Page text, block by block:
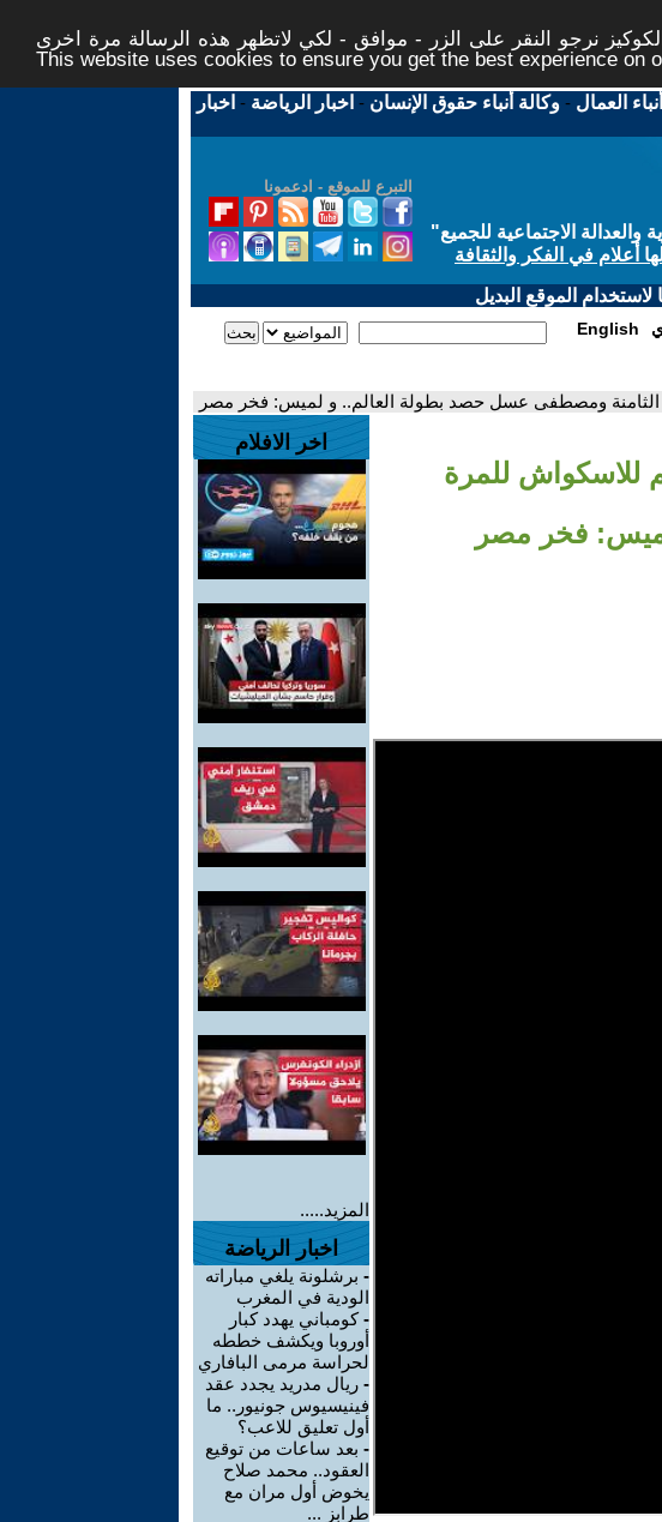
نرجو النقر على الزر - موافق - لكي لاتظهر هذه الرسالة مرة اخرى -
This website uses cookies to ensure you get the best experience on
العمال -وكالة أنباء حقوق الإنسان - اخبار الرياضة - اخبار
التبرع للموقع - ادعمونا
الاجتماعية للجميع"
أعلام في الفكر والثقافة
الموقع البديل
English
الثامنة ومصطفى عسل حصد بطولة العالم.. و لميس: فخر مصر
للاسكواش للمرة
فخر مصر
اخر الافلام
المزيد.....
اخبار الرياضة
- برشلونة يلغي مباراته
الودية في المغرب
-كومباني يهدد كبار
أوروبا ويكشف خططه
لحراسة مرمى البافاري
- ريال مدريد يجدد عقد
فينيسيوس جونيور.. ما
أول تعليق للاعب؟
- بعد ساعات من توقيع
العقود.. محمد صلاح
يخوض أول مران مع
طرابز ...